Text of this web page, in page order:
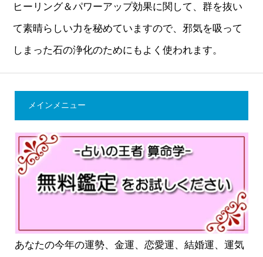
ヒーリング＆パワーアップ効果に関して、群を抜い
て素晴らしい力を秘めていますので、邪気を吸って
しまった石の浄化のためにもよく使われます。
メインメニュー
あなたの今年の運勢、金運、恋愛運、結婚運、運気